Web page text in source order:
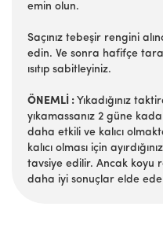
emin olun.
Saçınız tebeşir rengini
edin. Ve sonra hafifçe
ısıtıp sabitleyiniz.
ÖNEMLİ : Yıkadığınız
yıkamassanız 2 güne
daha etkili ve kalıcı
kalıcı olması için
tavsiye edilir. Ancak koyu
daha iyi sonuçlar elde